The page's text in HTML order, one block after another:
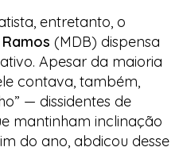
entretanto, o
(MDB) dispensa
Apesar da maioria
contava, também,
— dissidentes de
mantinham inclinação
do ano, abdicou desse